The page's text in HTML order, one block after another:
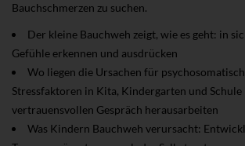
Bauchschmerzen zu suchen.
Der kleine Bauchweh zeigt, wie es geht: in
Gefühle erkennen und ausdrücken
Wo liegen die Ursachen für
Stressfaktoren in Kita, Kindergarten und Schule
vertrauensvollen Gespräch herausarbeiten
Was Kindern Bauchweh verursacht: